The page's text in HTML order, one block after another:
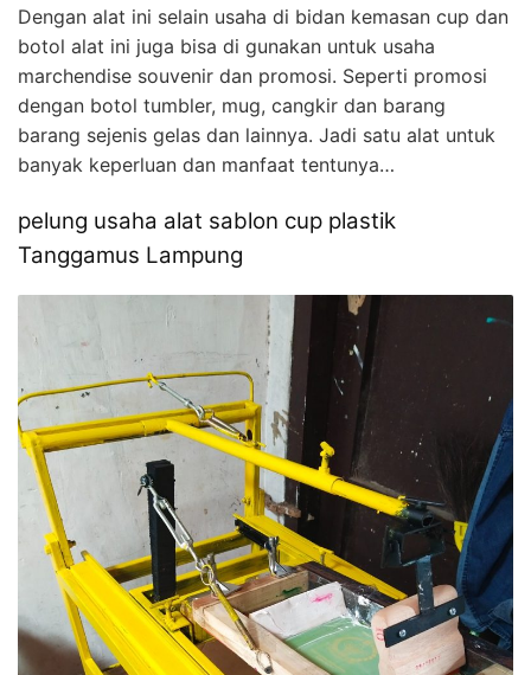
Dengan alat ini selain usaha di bidan kemasan cup dan
botol alat ini juga bisa di gunakan untuk usaha
marchendise souvenir dan promosi. Seperti promosi
dengan botol tumbler, mug, cangkir dan barang
barang sejenis gelas dan lainnya. Jadi satu alat untuk
banyak keperluan dan manfaat tentunya…
pelung usaha alat sablon cup plastik
Tanggamus Lampung